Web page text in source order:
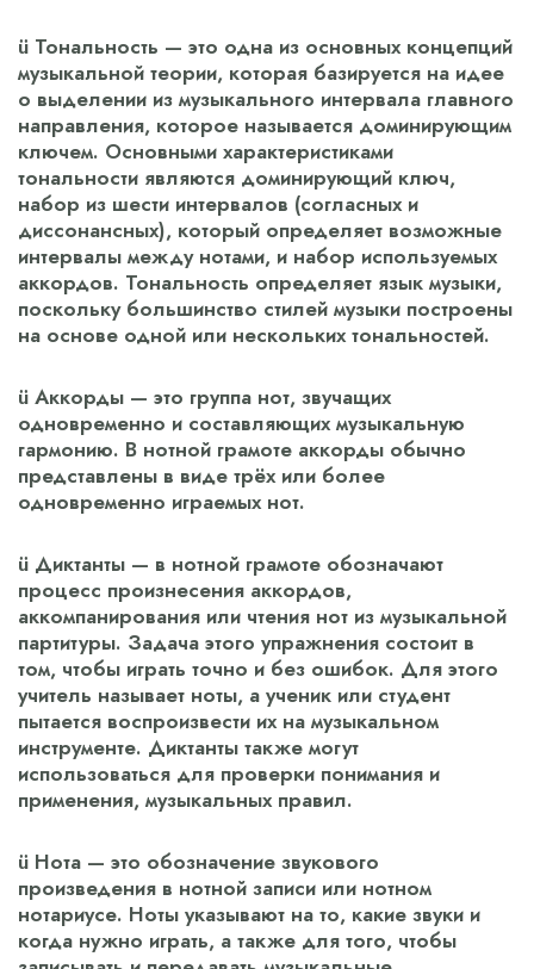
ü Тональность — это одна из основных концепций
музыкальной теории, которая базируется на идее
о выделении из музыкального интервала главного
направления, которое называется доминирующим
ключем. Основными характеристиками
тональности являются доминирующий ключ,
набор из шести интервалов (согласных и
диссонансных), который определяет возможные
интервалы между нотами, и набор используемых
аккордов. Тональность определяет язык музыки,
поскольку большинство стилей музыки построены
на основе одной или нескольких тональностей.
ü Аккорды — это группа нот, звучащих
одновременно и составляющих музыкальную
гармонию. В нотной грамоте аккорды обычно
представлены в виде трёх или более
одновременно играемых нот.
ü Диктанты — в нотной грамоте обозначают
процесс произнесения аккордов,
аккомпанирования или чтения нот из музыкальной
партитуры. Задача этого упражнения состоит в
том, чтобы играть точно и без ошибок. Для этого
учитель называет ноты, а ученик или студент
пытается воспроизвести их на музыкальном
инструменте. Диктанты также могут
использоваться для проверки понимания и
применения, музыкальных правил.
ü Нота — это обозначение звукового
произведения в нотной записи или нотном
нотариусе. Ноты указывают на то, какие звуки и
когда нужно играть, а также для того, чтобы